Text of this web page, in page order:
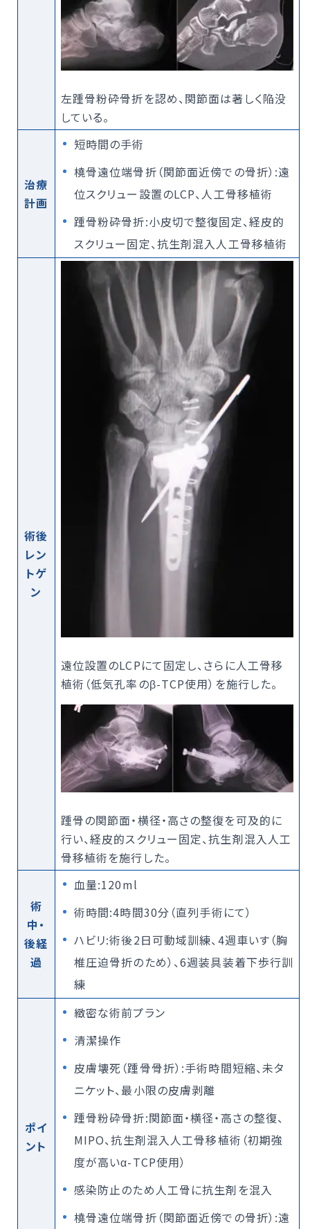
左踵骨粉砕骨折を認め、関節面は著しく陥没
している。
治療
計画
短時間の手術
橈骨遠位端骨折（関節面近傍での骨折）:遠
位スクリュー設置のLCP、人工骨移植術
踵骨粉砕骨折:小皮切で整復固定、経皮的
スクリュー固定、抗生剤混入人工骨移植術
術後
レン
トゲ
ン
遠位設置のLCPにて固定し、さらに人工骨移
植術（低気孔率のβ-TCP使用）を施行した。
踵骨の関節面・横径・高さの整復を可及的に
行い、経皮的スクリュー固定、抗生剤混入人工
骨移植術を施行した。
術
中・
後経
過
血量:120ml
術時間:4時間30分（直列手術にて）
ハビリ:術後2日可動域訓練、4週車いす（胸
椎圧迫骨折のため）、6週装具装着下歩行訓
練
ポイ
ント
緻密な術前プラン
清潔操作
皮膚壊死（踵骨骨折）:手術時間短縮、未タ
ニケット、最小限の皮膚剥離
踵骨粉砕骨折:関節面・横径・高さの整復、
MIPO、抗生剤混入人工骨移植術（初期強
度が高いα-TCP使用）
感染防止のため人工骨に抗生剤を混入
橈骨遠位端骨折（関節面近傍での骨折）:遠